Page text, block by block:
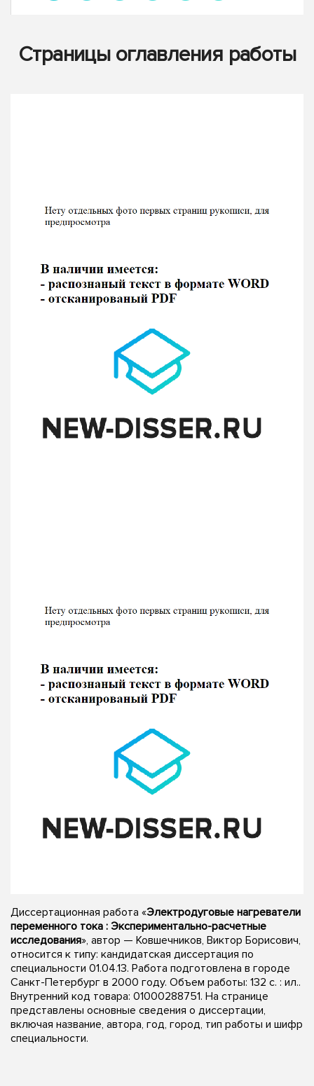
Страницы оглавления работы
Диссертационная работа «Электродуговые нагреватели
переменного тока : Экспериментально-расчетные
исследования», автор — Ковшечников, Виктор Борисович,
относится к типу: кандидатская диссертация по
специальности 01.04.13. Работа подготовлена в городе
Санкт-Петербург в 2000 году. Объем работы: 132 с. : ил..
Внутренний код товара: 01000288751. На странице
представлены основные сведения о диссертации,
включая название, автора, год, город, тип работы и шифр
специальности.